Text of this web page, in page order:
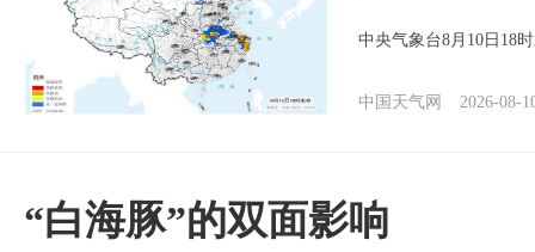
中央气象台8月10日18
中国天气网 2026-08-
​“白海豚”的双面影响